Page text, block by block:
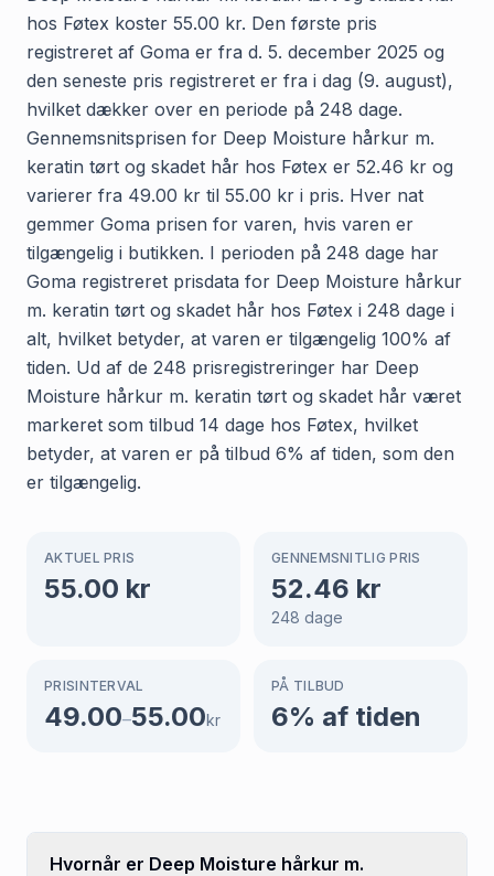
hos Føtex koster 55.00 kr. Den første pris
registreret af Goma er fra d. 5. december 2025 og
den seneste pris registreret er fra i dag (9. august),
hvilket dækker over en periode på 248 dage.
Gennemsnitsprisen for Deep Moisture hårkur m.
keratin tørt og skadet hår hos Føtex er 52.46 kr og
varierer fra 49.00 kr til 55.00 kr i pris. Hver nat
gemmer Goma prisen for varen, hvis varen er
tilgængelig i butikken. I perioden på 248 dage har
Goma registreret prisdata for Deep Moisture hårkur
m. keratin tørt og skadet hår hos Føtex i 248 dage i
alt, hvilket betyder, at varen er tilgængelig 100% af
tiden. Ud af de 248 prisregistreringer har Deep
Moisture hårkur m. keratin tørt og skadet hår været
markeret som tilbud 14 dage hos Føtex, hvilket
betyder, at varen er på tilbud 6% af tiden, som den
er tilgængelig.
AKTUEL PRIS
55.00 kr
GENNEMSNITLIG PRIS
52.46 kr
248 dage
PRISINTERVAL
49.00–55.00kr
PÅ TILBUD
6% af tiden
Hvornår er Deep Moisture hårkur m.